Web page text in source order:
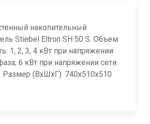
накопительный
Stiebel Eltron SH 50 S. Объем:
1, 2, 3, 4 кВт при напряжении
6 кВт при напряжении сети
Размер (ВхШхГ): 740х510х510